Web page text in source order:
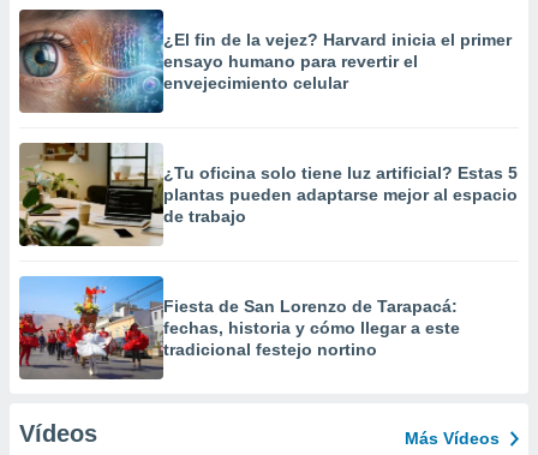
¿El fin de la vejez? Harvard inicia el primer
ensayo humano para revertir el
envejecimiento celular
¿Tu oficina solo tiene luz artificial? Estas 5
plantas pueden adaptarse mejor al espacio
de trabajo
Fiesta de San Lorenzo de Tarapacá:
fechas, historia y cómo llegar a este
tradicional festejo nortino
Vídeos Más Vídeos